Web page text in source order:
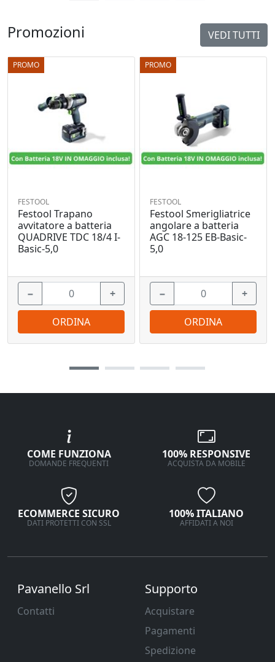
Promozioni VEDI TUTTI
PROMO
FESTOOL
Festool Trapano
avvitatore a batteria
QUADRIVE TDC 18/4 I-
Basic-5,0
− +
ORDINA
PROMO
FESTOOL
Festool Smerigliatrice
angolare a batteria
AGC 18-125 EB-Basic-
5,0
− +
ORDINA
COME FUNZIONA
DOMANDE FREQUENTI
100% RESPONSIVE
ACQUISTA DA MOBILE
ECOMMERCE SICURO
DATI PROTETTI CON SSL
100% ITALIANO
AFFIDATI A NOI
Pavanello Srl
Contatti
Supporto
Acquistare
Pagamenti
Spedizione